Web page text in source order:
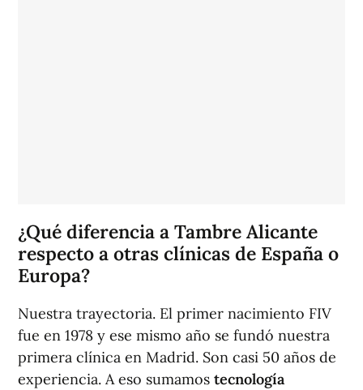
¿Qué diferencia a Tambre Alicante
respecto a otras clínicas de España o
Europa?
Nuestra trayectoria. El primer nacimiento FIV
fue en 1978 y ese mismo año se fundó nuestra
primera clínica en Madrid. Son casi 50 años de
experiencia. A eso sumamos tecnología